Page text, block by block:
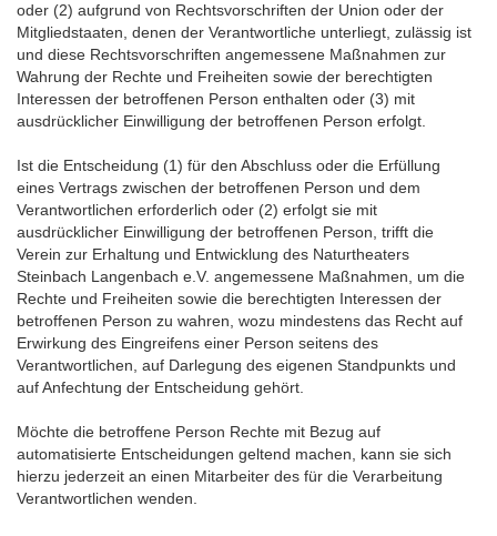
oder (2) aufgrund von Rechtsvorschriften der Union oder der
Mitgliedstaaten, denen der Verantwortliche unterliegt, zulässig ist
und diese Rechtsvorschriften angemessene Maßnahmen zur
Wahrung der Rechte und Freiheiten sowie der berechtigten
Interessen der betroffenen Person enthalten oder (3) mit
ausdrücklicher Einwilligung der betroffenen Person erfolgt.
Ist die Entscheidung (1) für den Abschluss oder die Erfüllung
eines Vertrags zwischen der betroffenen Person und dem
Verantwortlichen erforderlich oder (2) erfolgt sie mit
ausdrücklicher Einwilligung der betroffenen Person, trifft die
Verein zur Erhaltung und Entwicklung des Naturtheaters
Steinbach Langenbach e.V. angemessene Maßnahmen, um die
Rechte und Freiheiten sowie die berechtigten Interessen der
betroffenen Person zu wahren, wozu mindestens das Recht auf
Erwirkung des Eingreifens einer Person seitens des
Verantwortlichen, auf Darlegung des eigenen Standpunkts und
auf Anfechtung der Entscheidung gehört.
Möchte die betroffene Person Rechte mit Bezug auf
automatisierte Entscheidungen geltend machen, kann sie sich
hierzu jederzeit an einen Mitarbeiter des für die Verarbeitung
Verantwortlichen wenden.